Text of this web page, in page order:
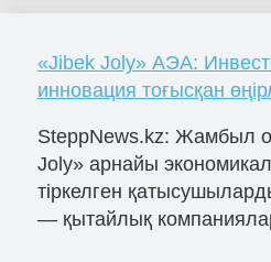
«Jibek Joly» АЭА:
инновация тоғысқан
SteppNews.kz: Жамбыл
Joly» арнайы
тіркелген
— қытайлық